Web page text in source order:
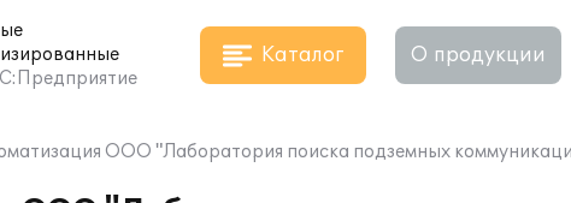
Каталог О продукции
ООО "Лаборатория поиска подземных